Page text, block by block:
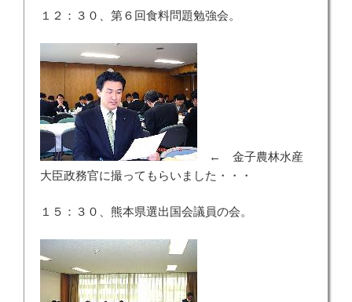
１２：３０、第６回食料問題勉強会。
← 金子農林水産
大臣政務官に撮ってもらいました・・・
１５：３０、熊本県選出国会議員の会。